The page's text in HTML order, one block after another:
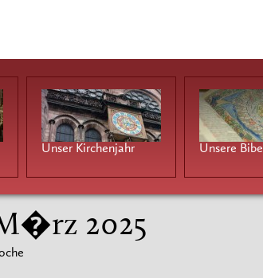
Unser Kirchenjahr Unsere Bibel
2025